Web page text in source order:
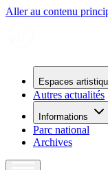
Aller au contenu
Espaces
Autres actualités
Informations
Parc national
Archives